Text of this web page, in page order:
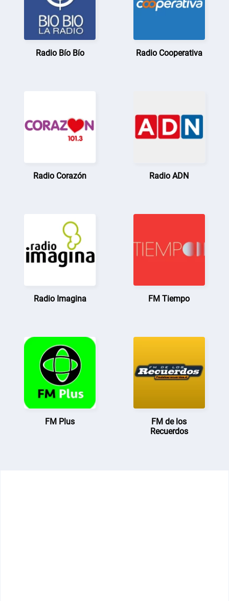
Radio Bío Bío Radio Cooperativa
Radio Corazón Radio ADN
Radio Imagina FM Tiempo
FM Plus
FM de los
Recuerdos